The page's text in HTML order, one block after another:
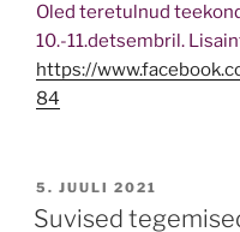
Oled teretulnud
10.-11.detsembril.
https://
84
POSTED
ON
5. JUULI 2021
Suvised